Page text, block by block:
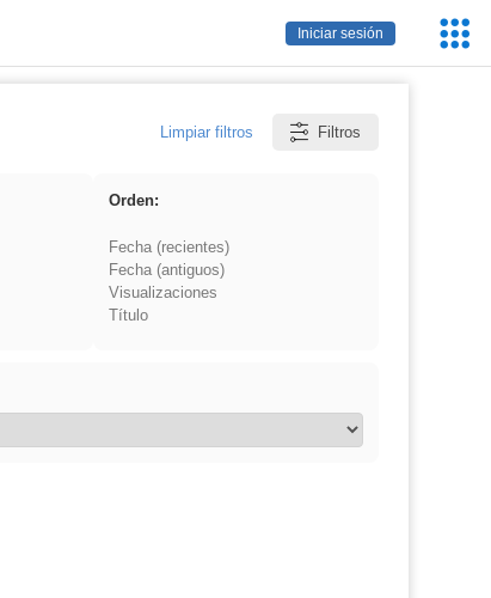
Iniciar sesión
Limpiar filtros Filtros
Orden:
Fecha (recientes)
Fecha (antiguos)
Visualizaciones
Título